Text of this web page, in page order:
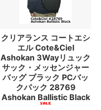
クリアランス コートエシ
エル Cote&Ciel
Ashokan 3Wayリュック
サック・メッセンジャー
バッグ ブラック PCバッ
クパック 28769
Ashokan Ballistic Black